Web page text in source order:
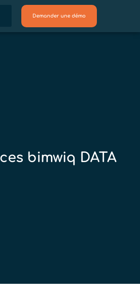
Demander une démo
bimwiq DATA